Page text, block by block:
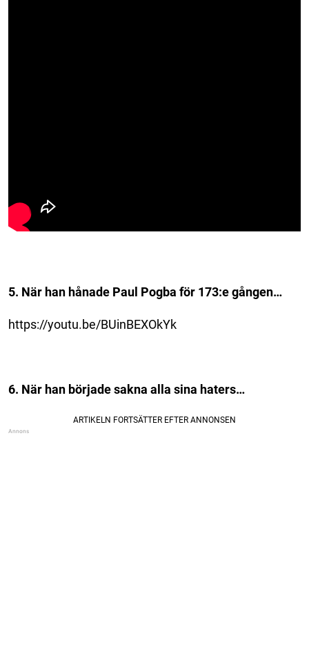
5. När han hånade Paul Pogba för 173:e gången…
https://youtu.be/BUinBEXOkYk
6. När han började sakna alla sina haters…